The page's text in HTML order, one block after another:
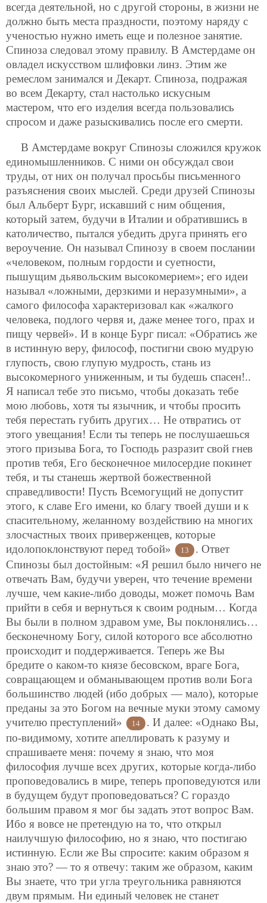
всегда деятельной, но с другой стороны, в жизни не
должно быть места праздности, поэтому наряду с
ученостью нужно иметь еще и полезное занятие.
Спиноза следовал этому правилу. В Амстердаме он
овладел искусством шлифовки линз. Этим же
ремеслом занимался и Декарт. Спиноза, подражая
во всем Декарту, стал настолько искусным
мастером, что его изделия всегда пользовались
спросом и даже разыскивались после его смерти.
В Амстердаме вокруг Спинозы сложился кружок
единомышленников. С ними он обсуждал свои
труды, от них он получал просьбы письменного
разъяснения своих мыслей. Среди друзей Спинозы
был Альберт Бург, искавший с ним общения,
который затем, будучи в Италии и обратившись в
католичество, пытался убедить друга принять его
вероучение. Он называл Спинозу в своем послании
«человеком, полным гордости и суетности,
пышущим дьявольским высокомерием»; его идеи
называл «ложными, дерзкими и неразумными», а
самого философа характеризовал как «жалкого
человека, подлого червя и, даже менее того, прах и
пищу червей». И в конце Бург писал: «Обратись же
в истинную веру, философ, постигни свою мудрую
глупость, свою глупую мудрость, стань из
высокомерного униженным, и ты будешь спасен!..
Я написал тебе это письмо, чтобы доказать тебе
мою любовь, хотя ты язычник, и чтобы просить
тебя перестать губить других… Не отвратись от
этого увещания! Если ты теперь не послушаешься
этого призыва Бога, то Господь разразит свой гнев
против тебя, Его бесконечное милосердие покинет
тебя, и ты станешь жертвой божественной
справедливости! Пусть Всемогущий не допустит
этого, к славе Его имени, ко благу твоей души и к
спасительному, желанному воздействию на многих
злосчастных твоих приверженцев, которые
идолопоклонствуют перед тобой»
13
. Ответ
Спинозы был достойным: «Я решил было ничего не
отвечать Вам, будучи уверен, что течение времени
лучше, чем какие-либо доводы, может помочь Вам
прийти в себя и вернуться к своим родным… Когда
Вы были в полном здравом уме, Вы поклонялись…
бесконечному Богу, силой которого все абсолютно
происходит и поддерживается. Теперь же Вы
бредите о каком-то князе бесовском, враге Бога,
совращающем и обманывающем против воли Бога
большинство людей (ибо добрых — мало), которые
преданы за это Богом на вечные муки этому самому
учителю преступлений»
14
. И далее: «Однако Вы,
по-видимому, хотите апеллировать к разуму и
спрашиваете меня: почему я знаю, что моя
философия лучше всех других, которые когда-либо
проповедовались в мире, теперь проповедуются или
в будущем будут проповедоваться? С гораздо
большим правом я мог бы задать этот вопрос Вам.
Ибо я вовсе не претендую на то, что открыл
наилучшую философию, но я знаю, что постигаю
истинную. Если же Вы спросите: каким образом я
знаю это? — то я отвечу: таким же образом, каким
Вы знаете, что три угла треугольника равняются
двум прямым. Ни единый человек не станет